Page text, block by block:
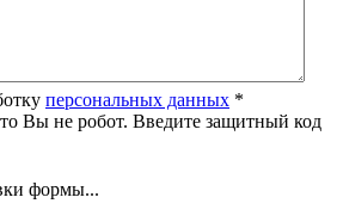
персональных данных *
Вы не робот. Введите защитный код
формы...